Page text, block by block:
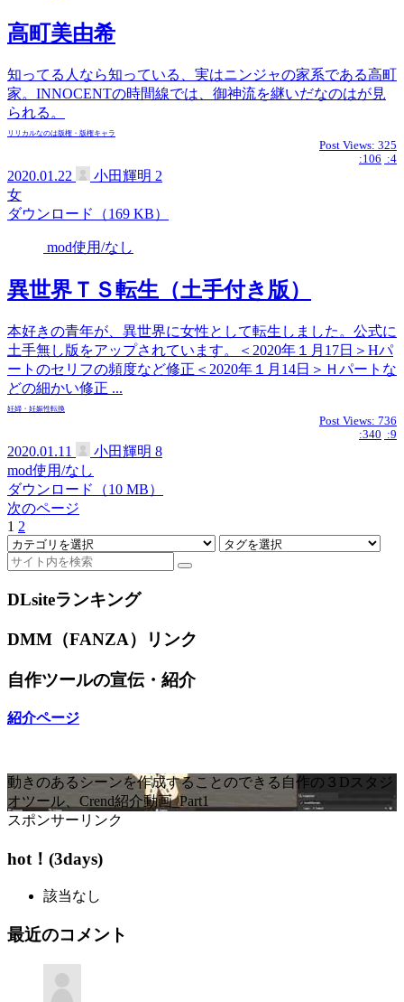
高町美由希
知ってる人なら知っている、実はニンジャの家系である高町
家。INNOCENTの時間線では、御神流を継いだなのはが見
られる。
リリカルなのは版権・版権キャラ
Post Views: 325
:106 :4
2020.01.22 小田輝明 2
女
ダウンロード（169 KB）
mod使用/なし
異世界ＴＳ転生（土手付き版）
本好きの青年が、異世界に女性として転生しました。公式に
土手無し版をアップされています。＜2020年１月17日＞Hパ
ートのセリフの頻度など修正＜2020年１月14日＞Ｈパートな
どの細かい修正 ...
妊婦・妊娠性転換
Post Views: 736
:340 :9
2020.01.11 小田輝明 8
mod使用/なし
ダウンロード（10 MB）
次のページ
1 2
DLsiteランキング
DMM（FANZA）リンク
自作ツールの宣伝・紹介
紹介ページ
動きのあるシーンを作成することのできる自作の３Dスタジ
オツール、Crend紹介動画_Part1
スポンサーリンク
hot！(3days)
該当なし
最近のコメント